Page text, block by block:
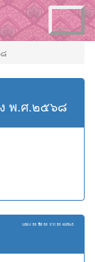
Toggle
navigation
พ.ศ.๒๕๖๘
แสดง 51 ถึง 51 จาก 51 ผลลัพธ์